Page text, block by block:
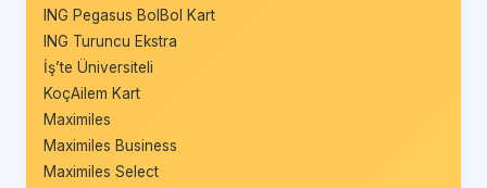
ING Pegasus BolBol Kart
ING Turuncu Ekstra
İş’te Üniversiteli
KoçAilem Kart
Maximiles
Maximiles Business
Maximiles Select